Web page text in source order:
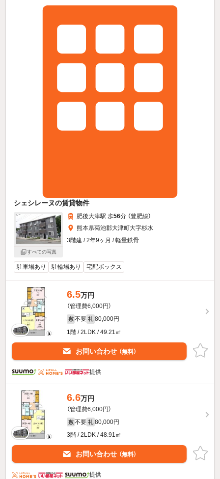
シェシレーヌの賃貸物件
すべての写真
肥後大津駅 歩56分 （豊肥線）
熊本県菊池郡大津町大字杉水
3階建 / 2年9ヶ月 / 軽量鉄骨
駐車場あり 駐輪場あり 宅配ボックス
6.5万円
（管理費6,000円）
敷 不要 礼 80,000円
1階 / 2LDK / 49.21㎡
お問い合わせ （無料）
提供
6.6万円
（管理費6,000円）
敷 不要 礼 80,000円
3階 / 2LDK / 48.91㎡
お問い合わせ （無料）
提供